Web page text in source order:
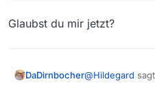
Glaubst du mir jetzt?
DaDirnbocher@Hildegard